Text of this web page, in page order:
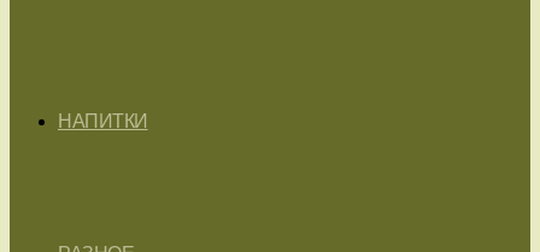
НАПИТКИ